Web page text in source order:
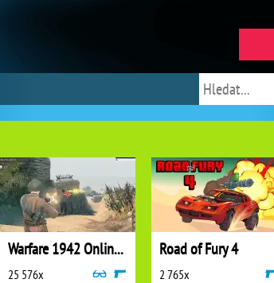
Warfare 1942 Online Shooter
25 576x
Road of Fury 4
2 765x